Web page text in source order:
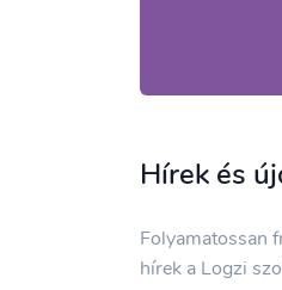
Hírek és
Folyamatossan
hírek a Logzi